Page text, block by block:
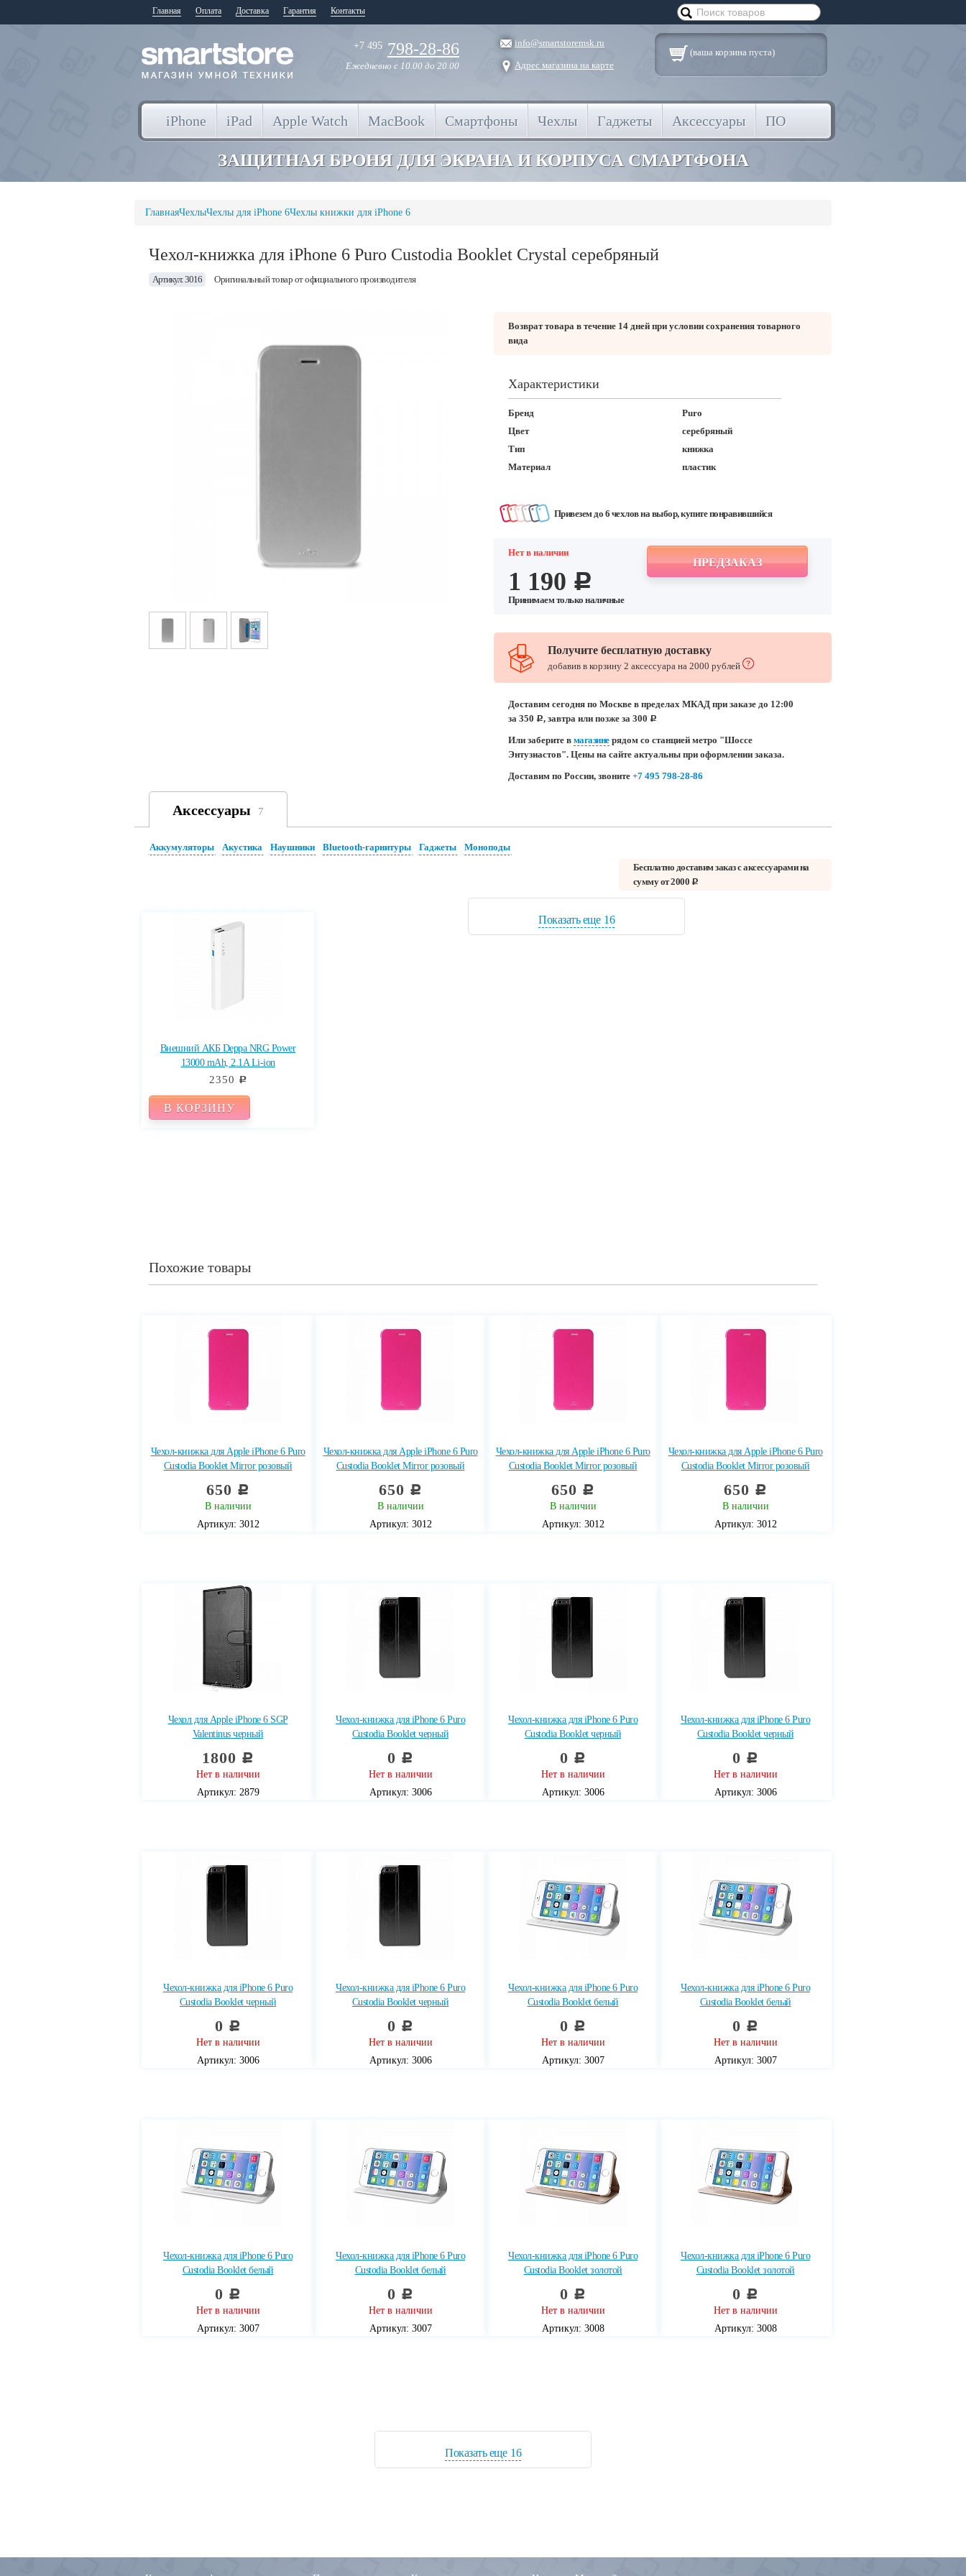
Главная Оплата Доставка Гарантия Контакты
+7 495 798-28-86
Ежедневно с 10.00 до 20.00
info@smartstoremsk.ru
Адрес магазина на карте
(ваша корзина пуста)
iPhone iPad Apple Watch MacBook Смартфоны Чехлы Гаджеты Аксессуары ПО
ЗАЩИТНАЯ БРОНЯ ДЛЯ ЭКРАНА И КОРПУСА СМАРТФОНА
ГлавнаяЧехлыЧехлы для iPhone 6Чехлы книжки для iPhone 6
Чехол-книжка для iPhone 6 Puro Custodia Booklet Crystal серебряный
Артикул: 3016 Оригинальный товар от официального производителя
Возврат товара в течение 14 дней при условии сохранения товарного
вида
Характеристики
Бренд
Puro
Цвет
серебряный
Тип
книжка
Материал
пластик
Привезем до 6 чехлов на выбор, купите понравившийся
Нет в наличии
1 190 c
Принимаем только наличные
ПРЕДЗАКАЗ
Получите бесплатную доставку
добавив в корзину 2 аксессуара на 2000 рублей
Доставим сегодня по Москве в пределах МКАД при заказе до 12:00
за 350 c, завтра или позже за 300 c
Или заберите в магазинерядом со станцией метро "Шоссе
Энтузиастов". Цены на сайте актуальны при оформлении заказа.
Доставим по России, звоните +7 495 798-28-86
Аксессуары 7
Аккумуляторы Акустика Наушники Bluetooth-гарнитуры Гаджеты
Моноподы
Бесплатно доставим заказ с аксессуарами на
сумму от 2000 c
Внешний АКБ Deppa NRG Power
13000 mAh, 2.1A Li-ion
2350 c
В КОРЗИНУ
Показать еще 16
Похожие товары
Чехол-книжка для Apple iPhone 6 Puro
Custodia Booklet Mirror розовый
650 c
В наличии
Артикул: 3012
Чехол-книжка для Apple iPhone 6 Puro
Custodia Booklet Mirror розовый
650 c
В наличии
Артикул: 3012
Чехол-книжка для Apple iPhone 6 Puro
Custodia Booklet Mirror розовый
650 c
В наличии
Артикул: 3012
Чехол-книжка для Apple iPhone 6 Puro
Custodia Booklet Mirror розовый
650 c
В наличии
Артикул: 3012
Чехол для Apple iPhone 6 SGP
Valentinus черный
1800 c
Нет в наличии
Артикул: 2879
Чехол-книжка для iPhone 6 Puro
Custodia Booklet черный
0 c
Нет в наличии
Артикул: 3006
Чехол-книжка для iPhone 6 Puro
Custodia Booklet черный
0 c
Нет в наличии
Артикул: 3006
Чехол-книжка для iPhone 6 Puro
Custodia Booklet черный
0 c
Нет в наличии
Артикул: 3006
Чехол-книжка для iPhone 6 Puro
Custodia Booklet черный
0 c
Нет в наличии
Артикул: 3006
Чехол-книжка для iPhone 6 Puro
Custodia Booklet черный
0 c
Нет в наличии
Артикул: 3006
Чехол-книжка для iPhone 6 Puro
Custodia Booklet белый
0 c
Нет в наличии
Артикул: 3007
Чехол-книжка для iPhone 6 Puro
Custodia Booklet белый
0 c
Нет в наличии
Артикул: 3007
Чехол-книжка для iPhone 6 Puro
Custodia Booklet белый
0 c
Нет в наличии
Артикул: 3007
Чехол-книжка для iPhone 6 Puro
Custodia Booklet белый
0 c
Нет в наличии
Артикул: 3007
Чехол-книжка для iPhone 6 Puro
Custodia Booklet золотой
0 c
Нет в наличии
Артикул: 3008
Чехол-книжка для iPhone 6 Puro
Custodia Booklet золотой
0 c
Нет в наличии
Артикул: 3008
Показать еще 16